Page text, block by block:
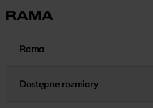
RAMA
Rama
Dostępne rozmiary